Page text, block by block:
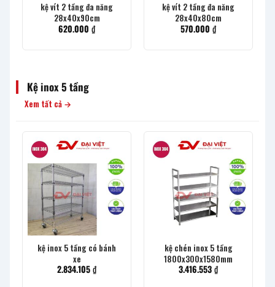
kệ vít 2 tầng đa năng
28x40x90cm
620.000 ₫
kệ vít 2 tầng đa năng
28x40x80cm
570.000 ₫
Kệ inox 5 tầng
Xem tất cả →
kệ inox 5 tầng có bánh
xe
2.834.105₫
kệ chén inox 5 tầng
1800x300x1580mm
3.416.553₫